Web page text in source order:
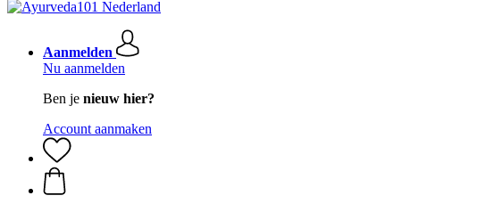
Aanmelden
Nu aanmelden
Ben je nieuw hier?
Account aanmaken